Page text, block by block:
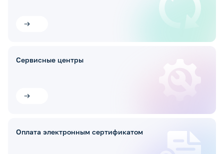
Сервисные центры
Оплата электронным сертификатом